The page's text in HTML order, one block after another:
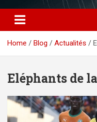
Home Blog Actualités
Eléphants de